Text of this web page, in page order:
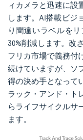
ィカメラと迅速に設
します。AI搭載ビジ
り間違いラベルを
30%削減します。改
フリカ市場で義務付
続けていますが、ソ
得の決め手となって
ラック・アンド・ト
らライフサイクルサ
ます。